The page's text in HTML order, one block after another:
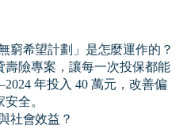
窮希望計劃」是怎麼運作的？
壽險專案，讓每一次投保都能
年投入 40 萬元，改善偏
全。
社會效益？